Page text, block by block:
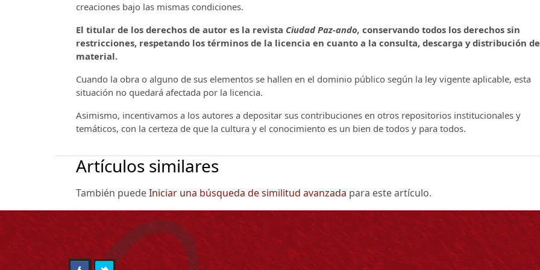
creaciones bajo las mismas condiciones.
El titular de los derechos de autor es la revista Ciudad Paz-ando, conservando todos los derechos sin
restricciones, respetando los términos de la licencia en cuanto a la consulta, descarga y distribución
material.
Cuando la obra o alguno de sus elementos se hallen en el dominio público según la ley vigente aplicable, esta
situación no quedará afectada por la licencia.
Asimismo, incentivamos a los autores a depositar sus contribuciones en otros repositorios institucionales y
temáticos, con la certeza de que la cultura y el conocimiento es un bien de todos y para todos.
Artículos similares
También puedeIniciar una búsqueda de similitud avanzada para este artículo.